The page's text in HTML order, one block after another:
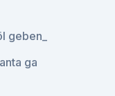
geben_
ga